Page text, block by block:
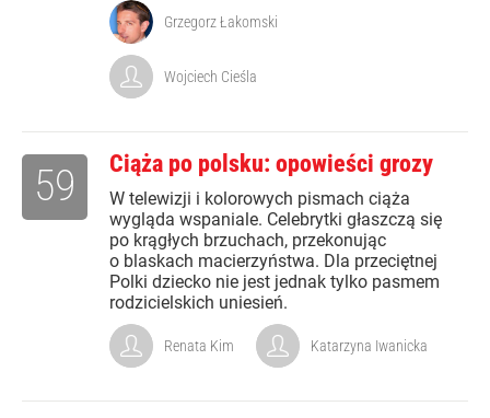
Grzegorz Łakomski
Wojciech Cieśla
Ciąża po polsku: opowieści grozy
W telewizji i kolorowych pismach ciąża
wygląda wspaniale. Celebrytki głaszczą się
po krągłych brzuchach, przekonując
o blaskach macierzyństwa. Dla przeciętnej
Polki dziecko nie jest jednak tylko pasmem
rodzicielskich uniesień.
59
Renata Kim Katarzyna Iwanicka